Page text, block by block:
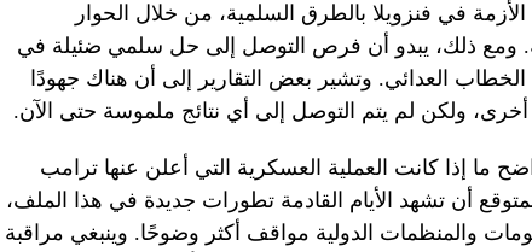
في فنزويلا بالطرق السلمية، من خلال الحوار
ومع ذلك، يبدو أن فرص التوصل إلى حل سلمي ضئيلة في
العدائي. وتشير بعض التقارير إلى أن هناك جهودًا
ولكن لم يتم التوصل إلى أي نتائج ملموسة حتى الآن.
ما إذا كانت العملية العسكرية التي أعلن عنها ترامب
أن تشهد الأيام القادمة تطورات جديدة في هذا الملف،
والمنظمات الدولية مواقف أكثر وضوحًا. وينبغي مراقبة